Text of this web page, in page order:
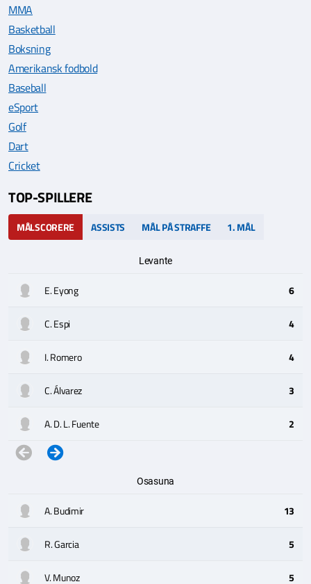
MMA
Basketball
Boksning
Amerikansk fodbold
Baseball
eSport
Golf
Dart
Cricket
TOP-SPILLERE
MÅLSCORERE ASSISTS MÅL PÅ STRAFFE 1. MÅL
Levante
E. Eyong 6
C. Espi 4
I. Romero 4
C. Álvarez 3
A. D. L. Fuente 2
Osasuna
A. Budimir 13
R. Garcia 5
V. Munoz 5